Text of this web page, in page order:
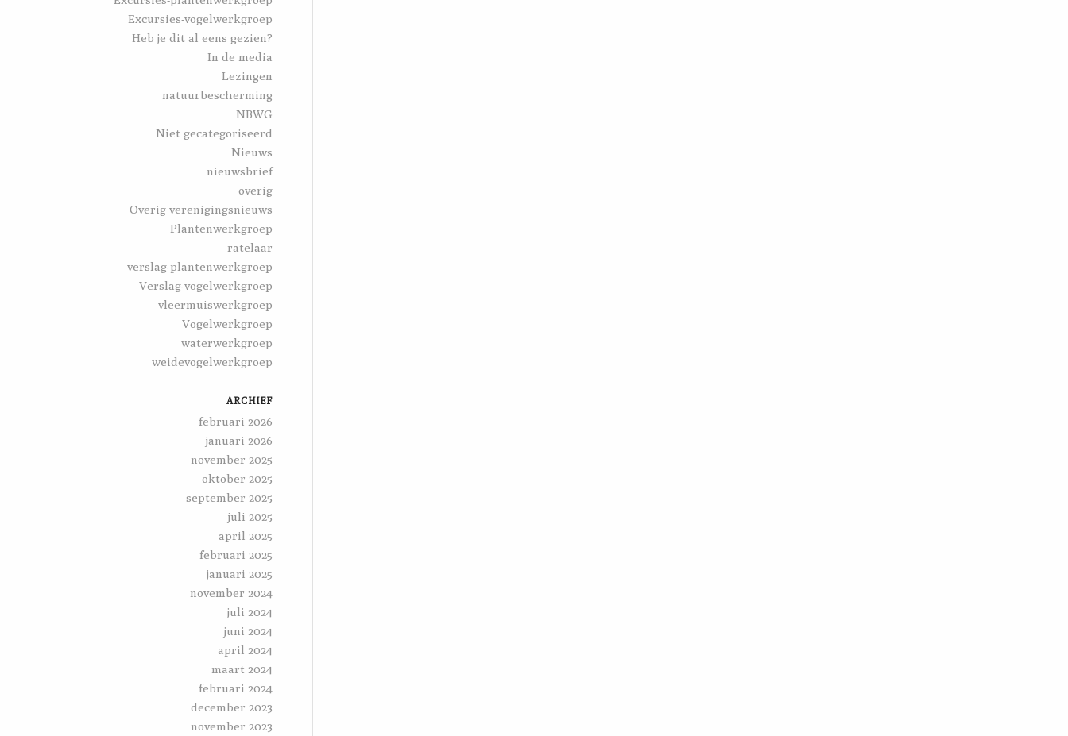
Excursies-vogelwerkgroep
Heb je dit al eens gezien?
In de media
Lezingen
natuurbescherming
NBWG
Niet gecategoriseerd
Nieuws
nieuwsbrief
overig
Overig verenigingsnieuws
Plantenwerkgroep
ratelaar
verslag-plantenwerkgroep
Verslag-vogelwerkgroep
vleermuiswerkgroep
Vogelwerkgroep
waterwerkgroep
weidevogelwerkgroep
ARCHIEF
februari 2026
januari 2026
november 2025
oktober 2025
september 2025
juli 2025
april 2025
februari 2025
januari 2025
november 2024
juli 2024
juni 2024
april 2024
maart 2024
februari 2024
december 2023
november 2023